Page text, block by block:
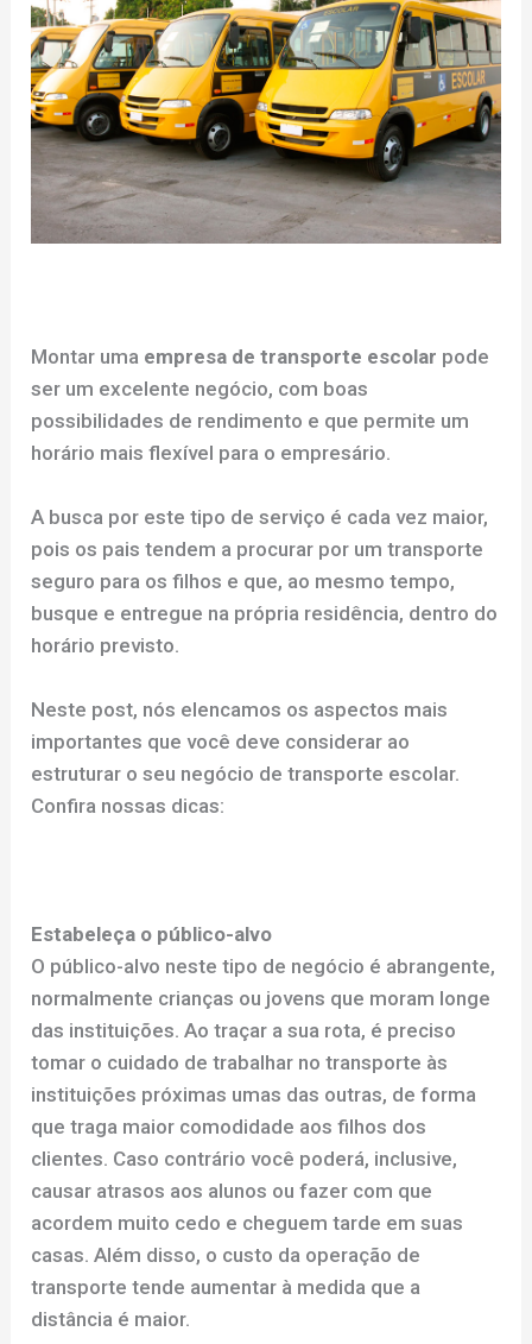
Montar uma empresa de transporte escolar pode
ser um excelente negócio, com boas
possibilidades de rendimento e que permite um
horário mais flexível para o empresário.
A busca por este tipo de serviço é cada vez maior,
pois os pais tendem a procurar por um transporte
seguro para os filhos e que, ao mesmo tempo,
busque e entregue na própria residência, dentro do
horário previsto.
Neste post, nós elencamos os aspectos mais
importantes que você deve considerar ao
estruturar o seu negócio de transporte escolar.
Confira nossas dicas:
Estabeleça o público-alvo
O público-alvo neste tipo de negócio é abrangente,
normalmente crianças ou jovens que moram longe
das instituições. Ao traçar a sua rota, é preciso
tomar o cuidado de trabalhar no transporte às
instituições próximas umas das outras, de forma
que traga maior comodidade aos filhos dos
clientes. Caso contrário você poderá, inclusive,
causar atrasos aos alunos ou fazer com que
acordem muito cedo e cheguem tarde em suas
casas. Além disso, o custo da operação de
transporte tende aumentar à medida que a
distância é maior.